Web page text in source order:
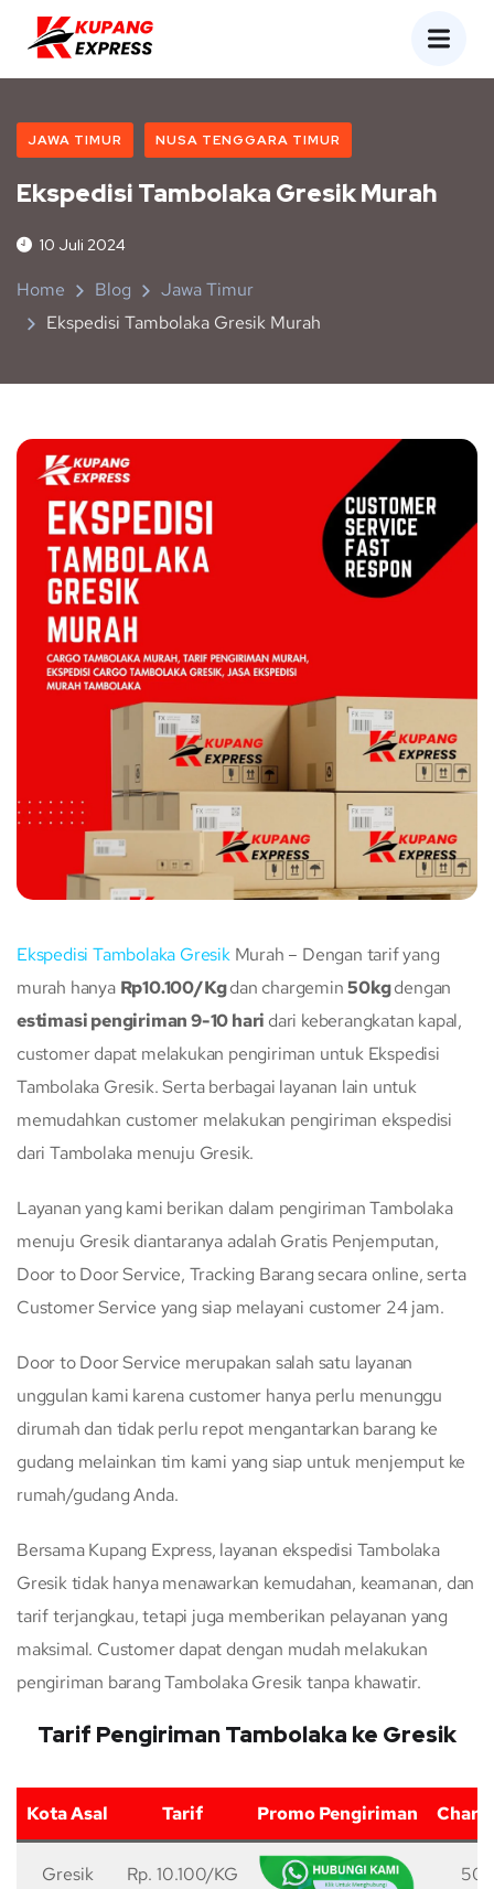
JAWA TIMUR NUSA TENGGARA TIMUR
Ekspedisi Tambolaka Gresik Murah
10 Juli 2024
Home Blog
Jawa Timur
Ekspedisi Tambolaka Gresik Murah
Ekspedisi Tambolaka GresikMurah – Dengan tarif yang
murah hanya Rp10.100/Kgdan chargemin50kgdengan
estimasi pengiriman 9-10 hari dari keberangkatan kapal,
customer dapat melakukan pengiriman untuk Ekspedisi
Tambolaka Gresik. Serta berbagai layanan lain untuk
memudahkan customer melakukan pengiriman ekspedisi
dari Tambolaka menuju Gresik.
Layanan yang kami berikan dalam pengiriman Tambolaka
menuju Gresik diantaranya adalah Gratis Penjemputan,
Door to Door Service, Tracking Barang secara online, serta
Customer Service yang siap melayani customer 24 jam.
Door to Door Service merupakan salah satu layanan
unggulan kami karena customer hanya perlu menunggu
dirumah dan tidak perlu repot mengantarkan barang ke
gudang melainkan tim kami yang siap untuk menjemput ke
rumah/gudang Anda.
Bersama Kupang Express, layanan ekspedisi Tambolaka
Gresik tidak hanya menawarkan kemudahan, keamanan, dan
tarif terjangkau, tetapi juga memberikan pelayanan yang
maksimal. Customer dapat dengan mudah melakukan
pengiriman barang Tambolaka Gresik tanpa khawatir.
Tarif Pengiriman Tambolaka ke Gresik
Kota Asal Tarif Promo Pengiriman
Gresik Rp. 10.100/KG 50